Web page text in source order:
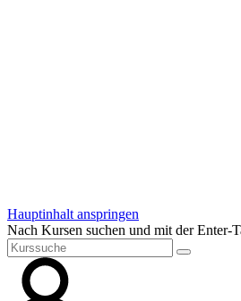
Hauptinhalt anspringen
Nach Kursen suchen und mit der Enter-